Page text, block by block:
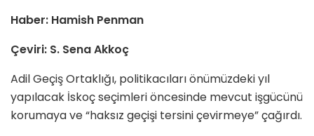
Haber: Hamish Penman
Çeviri: S. Sena Akkoç
Adil Geçiş Ortaklığı, politikacıları önümüzdeki yıl
yapılacak İskoç seçimleri öncesinde mevcut işgücünü
korumaya ve “haksız geçişi tersini çevirmeye” çağırdı.